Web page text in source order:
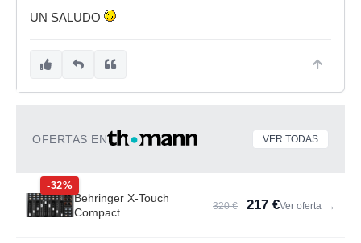
UN SALUDO
OFERTAS EN VER TODAS
-32%
Behringer X-Touch
Compact
320 € 217 €Ver oferta →